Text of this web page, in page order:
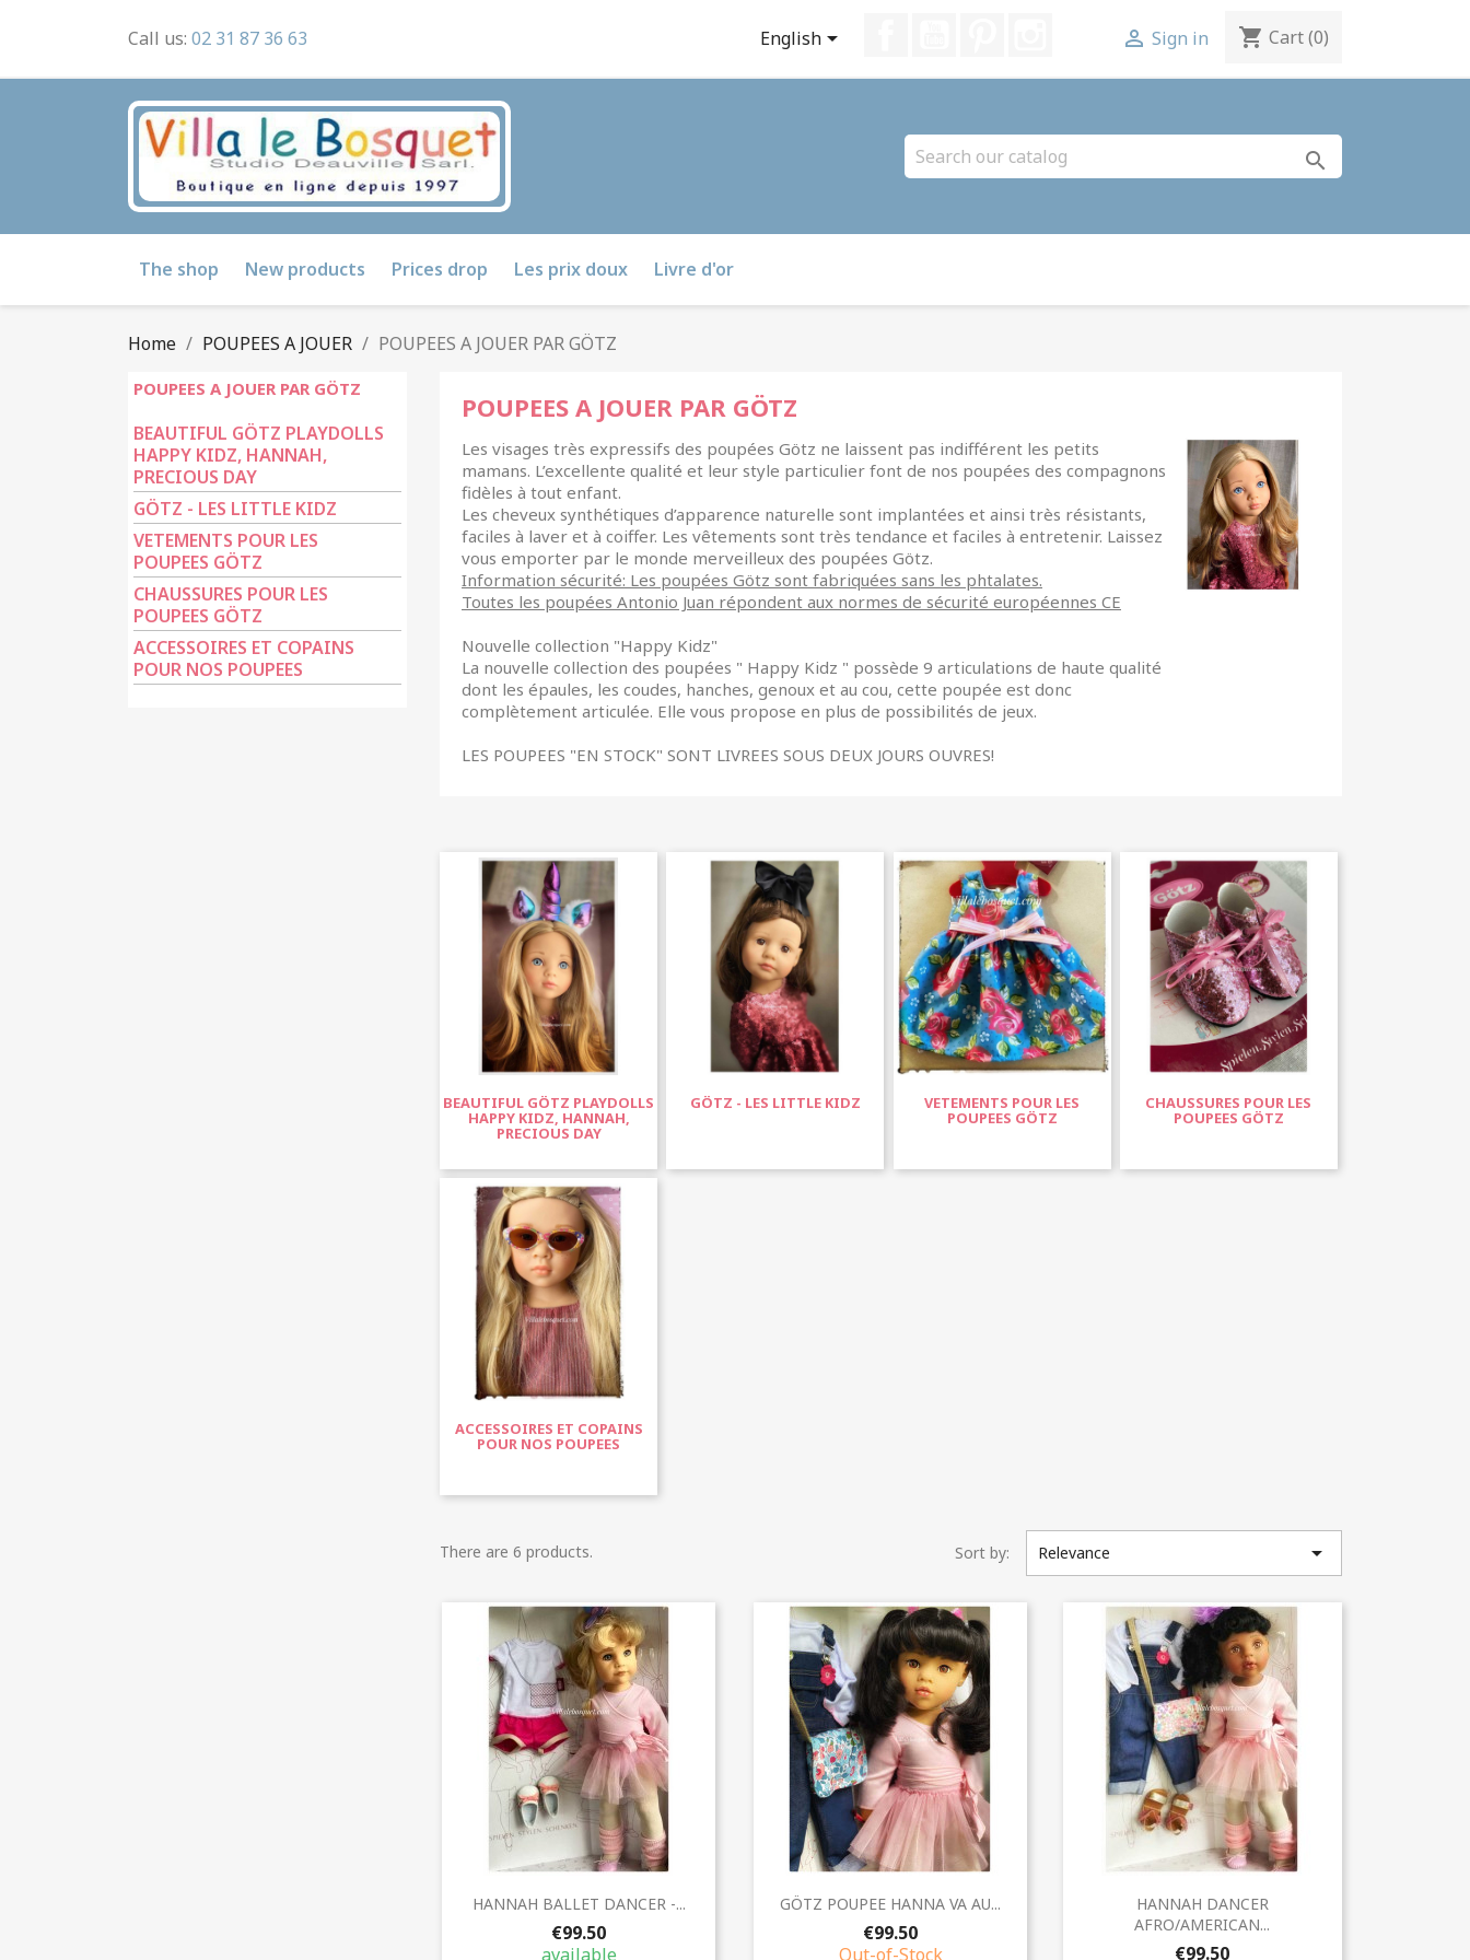
Call us: 02 31 87 36 63 English
Instagram
 Sign in shopping_cart Cart(0)
search
The shop New products Prices drop Les prix doux Livre d'or
Home POUPEES A JOUER POUPEES A JOUER PAR GÖTZ
POUPEES A JOUER PAR GÖTZ
BEAUTIFUL GÖTZ PLAYDOLLS
HAPPY KIDZ, HANNAH,
PRECIOUS DAY
GÖTZ - LES LITTLE KIDZ
VETEMENTS POUR LES
POUPEES GÖTZ
CHAUSSURES POUR LES
POUPEES GÖTZ
ACCESSOIRES ET COPAINS
POUR NOS POUPEES
POUPEES A JOUER PAR GÖTZ
Les visages très expressifs des poupées Götz ne laissent pas indifférent les petits
mamans. L’excellente qualité et leur style particulier font de nos poupées des compagnons
fidèles à tout enfant.
Les cheveux synthétiques d’apparence naturelle sont implantées et ainsi très résistants,
faciles à laver et à coiffer. Les vêtements sont très tendance et faciles à entretenir. Laissez
vous emporter par le monde merveilleux des poupées Götz.
Information sécurité: Les poupées Götz sont fabriquées sans les phtalates.
Toutes les poupées Antonio Juan répondent aux normes de sécurité européennes CE
Nouvelle collection "Happy Kidz"
La nouvelle collection des poupées " Happy Kidz " possède 9 articulations de haute qualité
dont les épaules, les coudes, hanches, genoux et au cou, cette poupée est donc
complètement articulée. Elle vous propose en plus de possibilités de jeux.
LES POUPEES "EN STOCK" SONT LIVREES SOUS DEUX JOURS OUVRES!
BEAUTIFUL GÖTZ PLAYDOLLS
HAPPY KIDZ, HANNAH,
PRECIOUS DAY
GÖTZ - LES LITTLE KIDZ VETEMENTS POUR LES
POUPEES GÖTZ
CHAUSSURES POUR LES
POUPEES GÖTZ
ACCESSOIRES ET COPAINS
POUR NOS POUPEES
There are 6 products. Sort by: Relevance 
Quick view
HANNAH BALLET DANCER -...
€99.50
available
Quick view
GÖTZ POUPEE HANNA VA AU...
€99.50
Out-of-Stock
Quick view
HANNAH DANCER
AFRO/AMERICAN...
€99.50